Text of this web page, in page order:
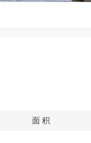
面 积